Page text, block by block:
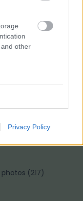
other
Privacy Policy
elem
témák
(217)